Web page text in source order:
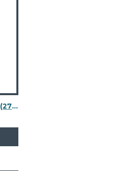
Муфта прямая Gebo (270-5V) 3/4 ВР(г) х 3/4 ВР(г) чугунная оцинкованная